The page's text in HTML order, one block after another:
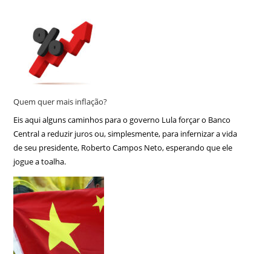
Quem quer mais inflação?
Eis aqui alguns caminhos para o governo Lula forçar o Banco
Central a reduzir juros ou, simplesmente, para infernizar a vida
de seu presidente, Roberto Campos Neto, esperando que ele
jogue a toalha.